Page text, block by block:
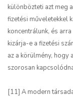
különbözteti azt meg
fizetési műveletekkel
koncentrálunk, és
kizárja-e a fizetési
az a körülmény,
szorosan
[11] A modern